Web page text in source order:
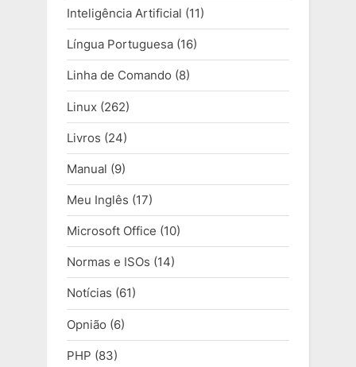
Inteligência Artificial (11)
Língua Portuguesa (16)
Linha de Comando (8)
Linux (262)
Livros (24)
Manual (9)
Meu Inglês (17)
Microsoft Office (10)
Normas e ISOs (14)
Notícias (61)
Opnião (6)
PHP (83)